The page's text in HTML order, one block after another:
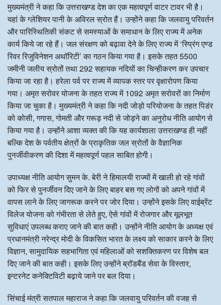
मुख्यमंत्री ने कहा कि उत्तराखण्ड देश का एक महत्वपूर्ण वाटर टावर भी है।
यहां के ग्लेशियर पानी के अविरल स्रोत हैं। उन्होंने कहा कि जलवायु परिवर्तन
और पारिस्थितिकी संकट से समस्याओं के समाधान के लिए राज्य में अनेक
कार्य किये जा रहे हैं। जल संरक्षण को बढ़ावा देने के लिए राज्य में ‘स्प्रिंग एण्ड
रिवर रिजुविनेशन अथॉरिटी’ का गठन किया गया है। इसके तहत 5500
जमीनी जलीय स्रोतों तथा 292 सहायक नदियों का चिन्हीकरण कर उपचार
किया जा रहा है। हरेला पर्व पर राज्य में व्यापक स्तर पर वृक्षारोपण किया
गया। अमृत सरोवर योजना के तहत राज्य में 1092 अमृत सरोवरों का निर्माण
किया जा चुका है। मुख्यमंत्री ने कहा कि नदी जोड़ो परियोजना के तहत पिडंर
को कोसी, गगास, गोमती और गरूड़ नदी से जोड़ने का अनुरोध नीति आयोग से
किया गया है। उन्होंने आशा व्यक्त की कि यह कार्यशाला उत्तराखण्ड ही नहीं
बल्कि देश के पर्वतीय क्षेत्रों के प्राकृतिक जल स्रोतों के वैज्ञानिक
पुनर्जीवीकरण की दिशा में महत्वपूर्ण पहल साबित होगी।
उपाध्यक्ष नीति आयोग सुमन के. बेरी ने हिमालयी राज्यों में खाली हो रहे गांवों
को फिर से पुनर्जीवन दिए जाने के लिए बाहर बस गए लोगों को अपने गांवों में
वापस लाने के लिए जागरूक करने पर जोर दिया। उन्होंने इसके लिए वाईब्रेंट
विलेज योजना को गंभीरता से लेते हुए, ऐसे गांवों में रोजगार और मूलभूत
सुविधाएं उपलब्ध कराए जाने की बात कही। उन्होंने नीति आयोग के अध्यक्ष एवं
प्रधानमंत्री नरेन्द्र मोदी के विकसित भारत के लक्ष्य को साकार करने के लिए
विज्ञान, सामुदायिक सहभागिता एवं महिलाओं को सशक्तिकरण पर विशेष बल
दिए जाने की बात कही। इसके लिए उन्होंने ब्रॉडबैंड सेवा के विस्तार,
इन्टरनेट कनेक्टिविटी बढ़ाये जाने पर बल दिया।
सिंचाई मंत्री सतपाल महाराज ने कहा कि जलवायु परिवर्तन की वजह से